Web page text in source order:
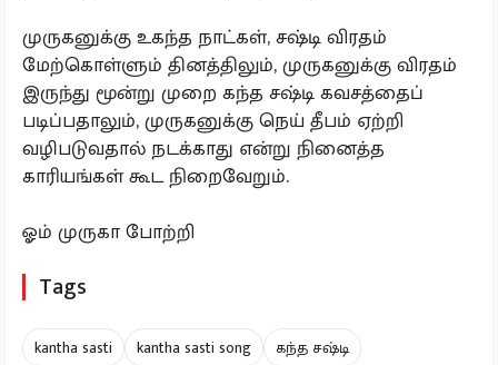
முருகனுக்கு உகந்த நாட்கள், சஷ்டி விரதம்
மேற்கொள்ளும் தினத்திலும், முருகனுக்கு விரதம்
இருந்து மூன்று முறை கந்த சஷ்டி கவசத்தைப்
படிப்பதாலும், முருகனுக்கு நெய் தீபம் ஏற்றி
வழிபடுவதால் நடக்காது என்று நினைத்த
காரியங்கள் கூட நிறைவேறும்.
ஓம் முருகா போற்றி
Tags
kantha sasti kantha sasti song
கந்த சஷ்டி